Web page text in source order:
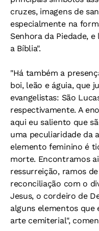
cruzes, imagens de
especialmente na
Senhora da Piedade,
a Bíblia".
"Há também a
boi, leão e águia, que
evangelistas: São
respectivamente. A
aqui eu saliento que
uma peculiaridade da
elemento feminino é
morte. Encontramos
ressurreição, ramos
reconciliação com o
Jesus, o cordeiro de
alguns elementos que
arte cemiterial",